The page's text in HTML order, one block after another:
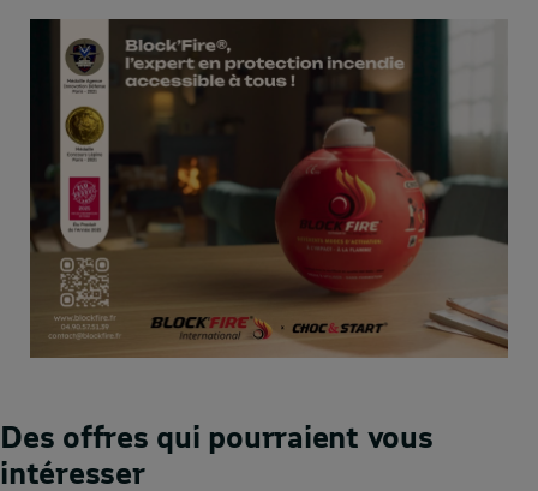
Des offres qui pourraient vous
intéresser